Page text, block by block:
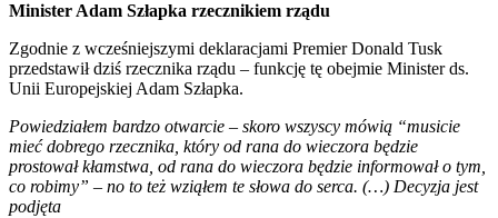
Minister Adam Szłapka rzecznikiem rządu
Zgodnie z wcześniejszymi deklaracjami Premier Donald Tusk
przedstawił dziś rzecznika rządu – funkcję tę obejmie Minister ds.
Unii Europejskiej Adam Szłapka.
Powiedziałem bardzo otwarcie – skoro wszyscy mówią “musicie
mieć dobrego rzecznika, który od rana do wieczora będzie
prostował kłamstwa, od rana do wieczora będzie informował o tym,
co robimy” – no to też wziąłem te słowa do serca. (…) Decyzja jest
podjęta